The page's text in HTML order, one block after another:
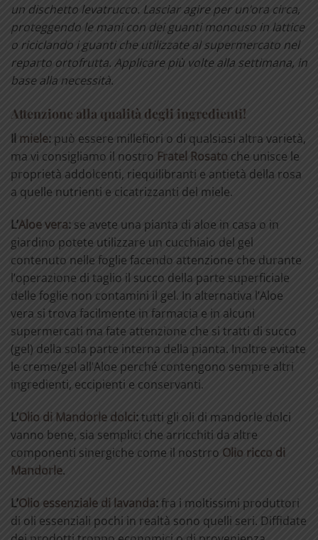
un dischetto levatrucco. Lasciar agire per un’ora circa,
proteggendo le mani con dei guanti monouso in lattice
o riciclando i guanti che utilizzate al supermercato nel
reparto ortofrutta. Applicare più volte alla settimana, in
base alla necessità.
Attenzione alla qualità degli ingredienti!
Il miele: può essere millefiori o di qualsiasi altra varietà,
ma vi consigliamo il nostro Fratel Rosato che unisce le
proprietà addolcenti, riequilibranti e antietà della rosa
a quelle nutrienti e cicatrizzanti del miele.
L’Aloe vera: se avete una pianta di aloe in casa o in
giardino potete utilizzare un cucchiaio del gel
contenuto nelle foglie facendo attenzione che durante
l’operazione di taglio il succo della parte superficiale
delle foglie non contamini il gel. In alternativa l’Aloe
vera si trova facilmente in farmacia e in alcuni
supermercati ma fate attenzione che si tratti di succo
(gel) della sola parte interna della pianta. Inoltre evitate
le creme/gel all’Aloe perché contengono sempre altri
ingredienti, eccipienti e conservanti.
L’Olio di Mandorle dolci:tutti gli oli di mandorle dolci
vanno bene, sia semplici che arricchiti da altre
componenti sinergiche come il nostrro Olio ricco di
Mandorle.
L’Olio essenziale di lavanda: fra i moltissimi produttori
di oli essenziali pochi in realtà sono quelli seri. Diffidate